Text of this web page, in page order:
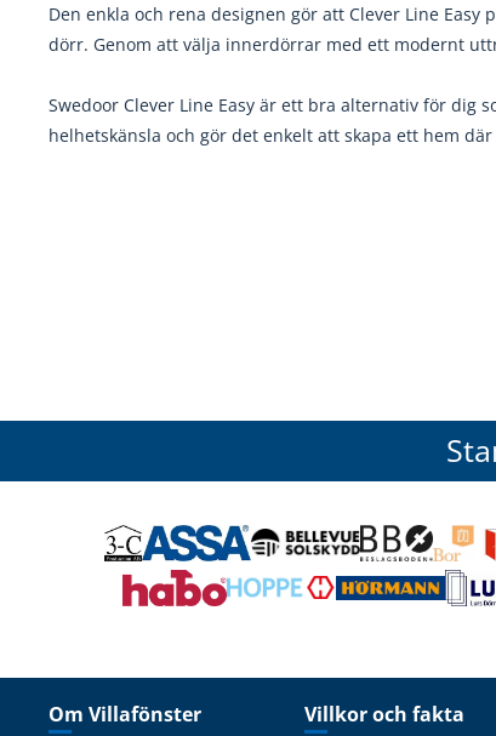
Den enkla och rena designen gör att Clever Line
dörr. Genom att välja innerdörrar med ett modernt
Swedoor Clever Line Easy är ett bra alternativ för
helhetskänsla och gör det enkelt att skapa ett hem
Om Villafönster Villkor och fakta